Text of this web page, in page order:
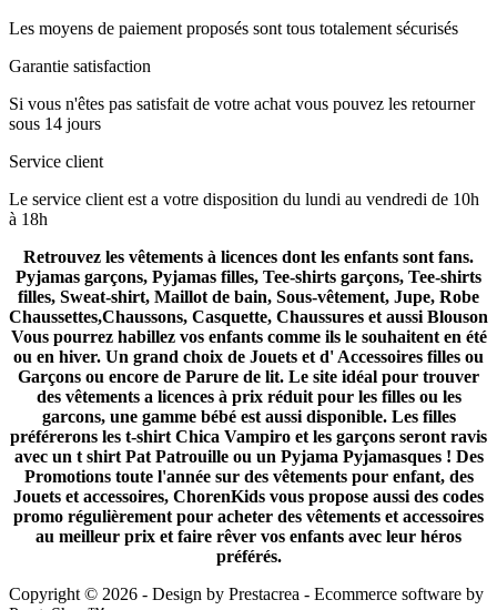
Les moyens de paiement proposés sont tous totalement sécurisés
Garantie satisfaction
Si vous n'êtes pas satisfait de votre achat vous pouvez les retourner
sous 14 jours
Service client
Le service client est a votre disposition du lundi au vendredi de 10h
à 18h
Retrouvez les vêtements à licences dont les enfants sont fans.
Pyjamas garçons, Pyjamas filles, Tee-shirts garçons, Tee-shirts
filles, Sweat-shirt, Maillot de bain, Sous-vêtement, Jupe, Robe
Chaussettes,Chaussons, Casquette, Chaussures et aussi Blouson
Vous pourrez habillez vos enfants comme ils le souhaitent en été
ou en hiver. Un grand choix de Jouets et d' Accessoires filles ou
Garçons ou encore de Parure de lit. Le site idéal pour trouver
des vêtements a licences à prix réduit pour les filles ou les
garcons, une gamme bébé est aussi disponible. Les filles
préférerons les t-shirt Chica Vampiro et les garçons seront ravis
avec un t shirt Pat Patrouille ou un Pyjama Pyjamasques ! Des
Promotions toute l'année sur des vêtements pour enfant, des
Jouets et accessoires, ChorenKids vous propose aussi des codes
promo régulièrement pour acheter des vêtements et accessoires
au meilleur prix et faire rêver vos enfants avec leur héros
préférés.
Copyright © 2026 - Design by Prestacrea - Ecommerce software by